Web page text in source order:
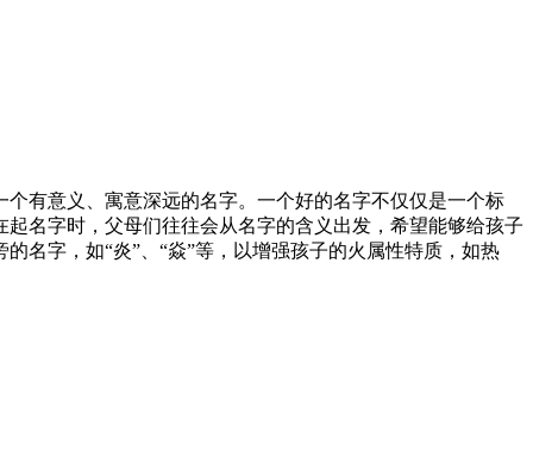
有意义、寓意深远的名字。一个好的名字不仅仅是一个标
名字时，父母们往往会从名字的含义出发，希望能够给孩子
名字，如“炎”、“焱”等，以增强孩子的火属性特质，如热